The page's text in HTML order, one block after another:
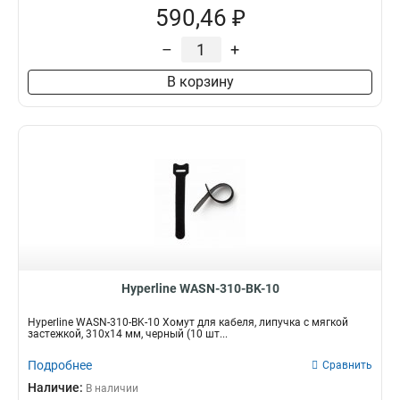
590,46 ₽
– +
В корзину
Hyperline WASN-310-BK-10
Hyperline WASN-310-BK-10 Хомут для кабеля, липучка с мягкой
застежкой, 310x14 мм, черный (10 шт...
Подробнее Сравнить
Наличие: В наличии